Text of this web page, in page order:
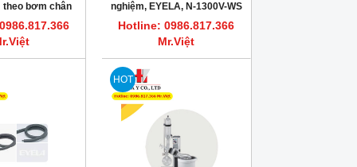
theo bơm chân
N-1300V-WB
RIKAKIKAI
nghiệm, EYELA, N-1300V-WS
Hotline: 0986.817.366
Mr.Việt
HOT